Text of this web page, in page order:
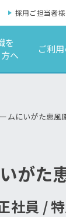
採用ご担当者
を
へ
ご利
ムにいがた恵風
がた
社員 /